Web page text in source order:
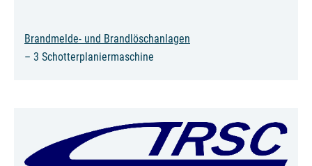
Brandmelde- und Brandlöschanlagen
– 3 Schotterplaniermaschine